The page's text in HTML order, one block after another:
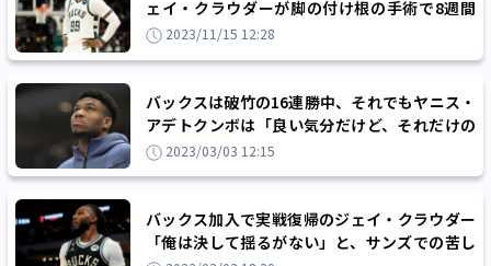
ェイ・クラウダーが脚の付け根の手術で8週間
の離脱へ
2023/11/15 12:28
バックスは破竹の16連勝中、それでもヤニス・
アデトクンボは「良い気分だけど、それだけの
ことさ」
2023/03/03 12:15
バックス加入で実戦復帰のジェイ・クラウダー
「俺は決して揺るがない」と、サンズでの苦し